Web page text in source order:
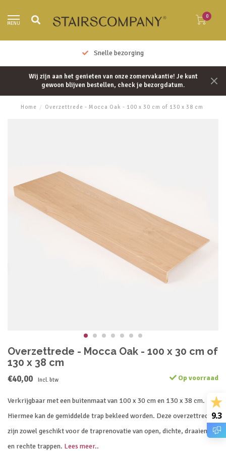
MENU
0
Snelle bezorging
Wij zijn aan het genieten van onze zomervakantie! Je kunt
gewoon blijven bestellen, check je bezorgdatum.
Home / Overzettrede - Mocca Oak - 100 x 30 cm of 130 x 38 cm
Overzettrede - Mocca Oak - 100 x 30 cm of
130 x 38 cm
€40,00 Incl. btw Op voorraad
Verkrijgbaar met een buitenmaat van 100 x 30 cm en 130 x 38 cm.
Hiermee kan de gemiddelde trap bekleed worden. Deze overzettreden
zijn zowel geschikt voor de traprenovatie van open, dichte, draaiende
en rechte trappen. Lees meer..
9.3